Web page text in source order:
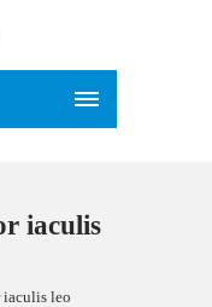
iaculis
iaculis leo